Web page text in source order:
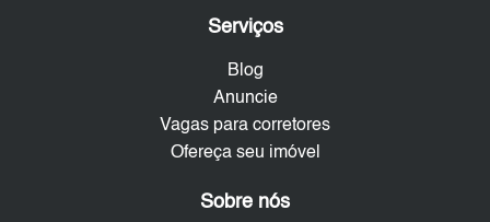
Serviços
Blog
Anuncie
Vagas para corretores
Ofereça seu imóvel
Sobre nós